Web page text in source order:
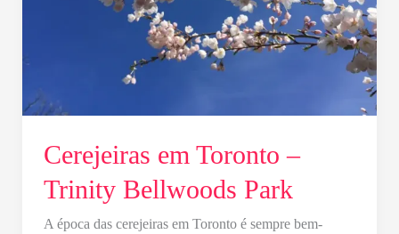
Cerejeiras em Toronto –
Trinity Bellwoods Park
A época das cerejeiras em Toronto é sempre bem-